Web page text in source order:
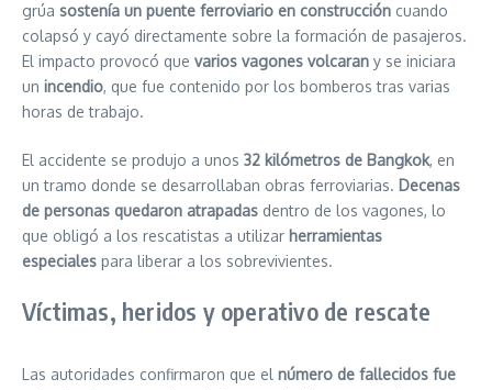
grúa sostenía un puente ferroviario en construcción cuando
colapsó y cayó directamente sobre la formación de pasajeros.
El impacto provocó que varios vagones volcaran y se iniciara
un incendio, que fue contenido por los bomberos tras varias
horas de trabajo.
El accidente se produjo a unos 32 kilómetros de Bangkok, en
un tramo donde se desarrollaban obras ferroviarias. Decenas
de personas quedaron atrapadas dentro de los vagones, lo
que obligó a los rescatistas a utilizar herramientas
especiales para liberar a los sobrevivientes.
Víctimas, heridos y operativo de rescate
Las autoridades confirmaron que el número de fallecidos fue